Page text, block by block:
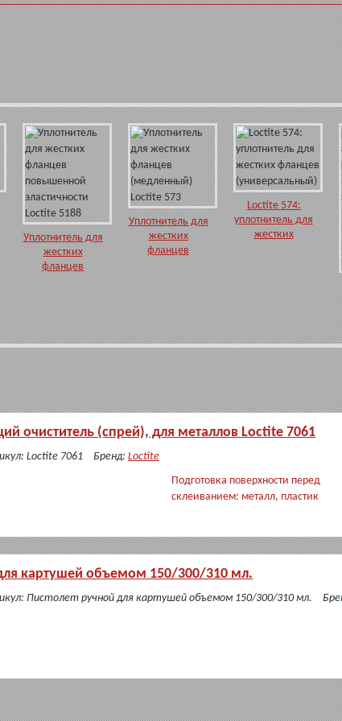
Уплотнитель для
жестких
фланцев
повышенной
эластичности
Loctite 5188
Уплотнитель для
жестких
фланцев
(медленный)
Loctite 573
Loctite 574:
уплотнитель для
жестких
фланцев
(универсальный)
очиститель (спрей), для металлов Loctite 7061
Loctite 7061 Бренд: Loctite
Подготовка поверхности перед
склеиванием: металл, пластик
картушей объемом 150/300/310 мл.
Пистолет ручной для картушей объемом 150/300/310 мл.